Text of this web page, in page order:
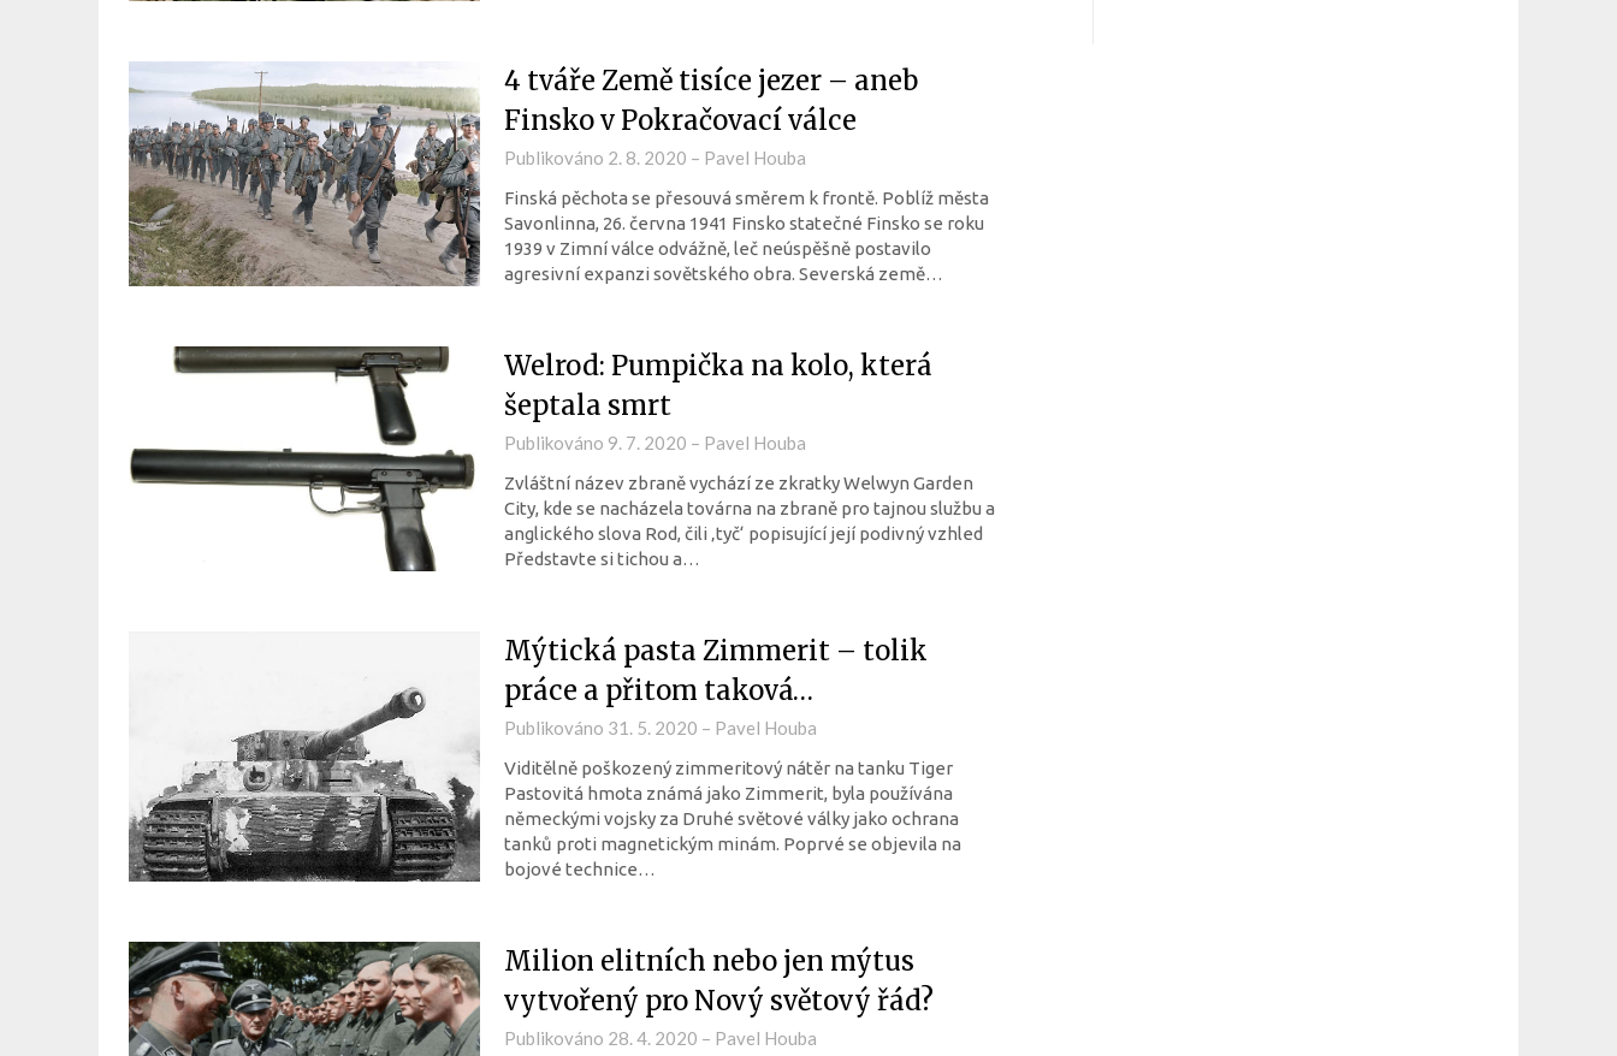
4 tváře Země tisíce jezer – aneb
Finsko v Pokračovací válce
Publikováno 2. 8. 2020 – Pavel Houba
Finská pěchota se přesouvá směrem k frontě. Poblíž města
Savonlinna, 26. června 1941 Finsko statečné Finsko se roku
1939 v Zimní válce odvážně, leč neúspěšně postavilo
agresivní expanzi sovětského obra. Severská země…
Welrod: Pumpička na kolo, která
šeptala smrt
Publikováno 9. 7. 2020 – Pavel Houba
Zvláštní název zbraně vychází ze zkratky Welwyn Garden
City, kde se nacházela továrna na zbraně pro tajnou službu a
anglického slova Rod, čili ‚tyč‘ popisující její podivný vzhled
Představte si tichou a…
Mýtická pasta Zimmerit – tolik
práce a přitom taková…
Publikováno 31. 5. 2020 – Pavel Houba
Viditělně poškozený zimmeritový nátěr na tanku Tiger
Pastovitá hmota známá jako Zimmerit, byla používána
německými vojsky za Druhé světové války jako ochrana
tanků proti magnetickým minám. Poprvé se objevila na
bojové technice…
Milion elitních nebo jen mýtus
vytvořený pro Nový světový řád?
Publikováno 28. 4. 2020 – Pavel Houba